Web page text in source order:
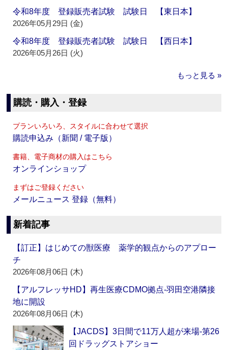
令和8年度 登録販売者試験 試験日 【東日本】
2026年05月29日 (金)
令和8年度 登録販売者試験 試験日 【西日本】
2026年05月26日 (火)
もっと見る »
購読・購入・登録
プランいろいろ、スタイルに合わせて選択
購読申込み（新聞 / 電子版）
書籍、電子商材の購入はこちら
オンラインショップ
まずはご登録ください
メールニュース 登録（無料）
新着記事
【訂正】はじめての獣医療 薬学的観点からのアプロー
チ
2026年08月06日 (木)
【アルフレッサHD】再生医療CDMO拠点‐羽田空港隣接
地に開設
2026年08月06日 (木)
【JACDS】3日間で11万人超が来場‐第26
回ドラッグストアショー